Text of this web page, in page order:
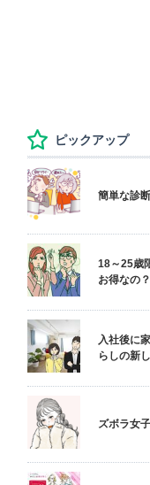
ピックアップ
簡単な診
18～25歳
お得なの
入社後に
らしの新
ズボラ女